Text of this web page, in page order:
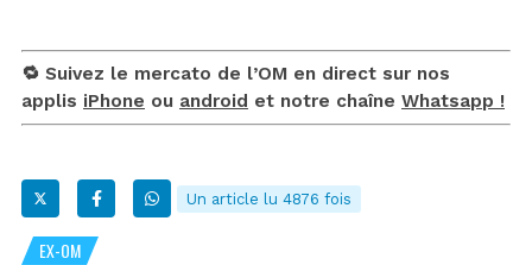
🔁 Suivez le mercato de l’OM en direct sur nos
applis iPhone ou android et notre chaîne Whatsapp !
Un article lu 4876 fois
EX-OM